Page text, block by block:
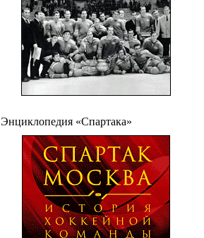
Энциклопедия «Спартака»